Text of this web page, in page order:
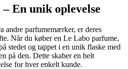
En unik oplevelse
andre parfumemærker, er deres
Når du køber en Le Labo parfume,
stedet og tappet i en unik flaske med
på den. Dette skaber en helt
for hver enkelt kunde.